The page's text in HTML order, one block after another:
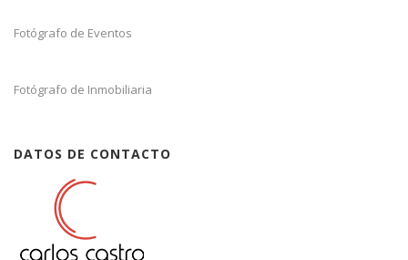
Fotógrafo de Eventos
Fotógrafo de Inmobiliaria
DATOS DE CONTACTO